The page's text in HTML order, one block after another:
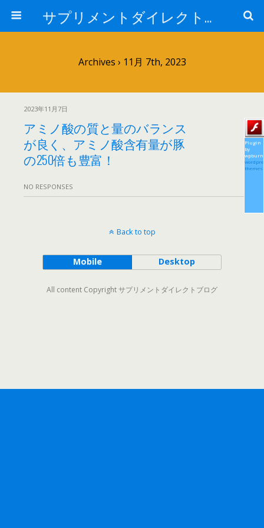
サプリメントダイレクトブログ
Archives › 11月 7th, 2023
2023年11月7日
アミノ酸の質と量のバランス
が良く、アミノ酸含有量が豚
の250倍も豊富！
NO RESPONSES
Plugin
by
themes
Back to top
Mobile Desktop
All content Copyright サプリメントダイレクトブログ